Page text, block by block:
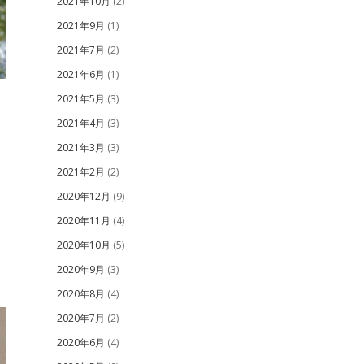
2021年9月 (1)
2021年7月 (2)
2021年6月 (1)
2021年5月 (3)
2021年4月 (3)
2021年3月 (3)
2021年2月 (2)
2020年12月 (9)
2020年11月 (4)
2020年10月 (5)
2020年9月 (3)
2020年8月 (4)
2020年7月 (2)
2020年6月 (4)